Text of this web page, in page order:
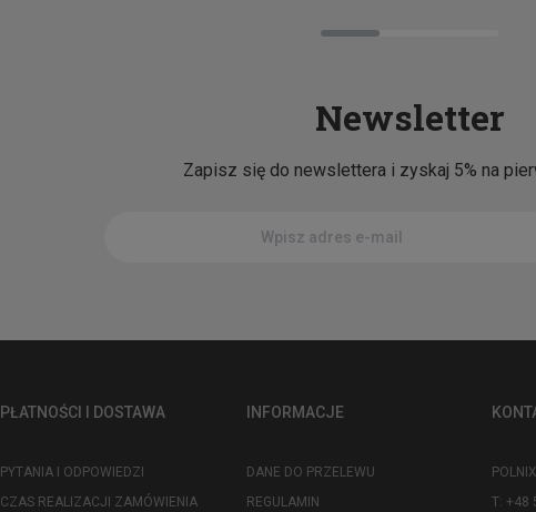
Newsletter
Zapisz się do newslettera i zyskaj 5% na
PŁATNOŚCI I DOSTAWA
PYTANIA I ODPOWIEDZI
CZAS REALIZACJI ZAMÓWIENIA
INFORMACJE
DANE DO PRZELEWU
REGULAMIN
T: +48